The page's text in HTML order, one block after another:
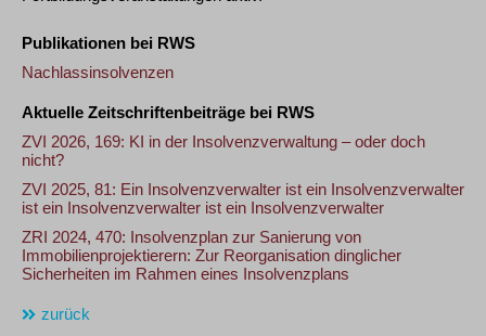
Publikationen bei RWS
Nachlassinsolvenzen
Aktuelle Zeitschriftenbeiträge bei RWS
ZVI 2026, 169: KI in der Insolvenzverwaltung – oder doch
nicht?
ZVI 2025, 81: Ein Insolvenzverwalter ist ein Insolvenzverwalter
ist ein Insolvenzverwalter ist ein Insolvenzverwalter
ZRI 2024, 470: Insolvenzplan zur Sanierung von
Immobilienprojektierern: Zur Reorganisation dinglicher
Sicherheiten im Rahmen eines Insolvenzplans
zurück